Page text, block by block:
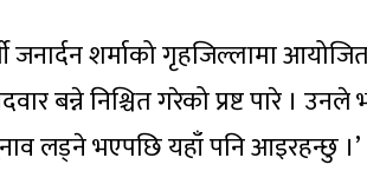
जनार्दन शर्माको गृहजिल्लामा
बन्ने निश्चित गरेको प्रष्ट पारे ।
लड्ने भएपछि यहाँ पनि आइरहन्छु ।’